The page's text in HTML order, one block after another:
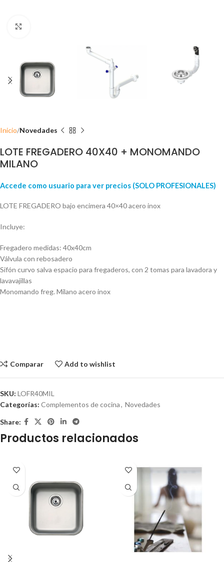
Inicio Novedades
LOTE FREGADERO 40X40 + MONOMANDO
MILANO
Accede como usuario para ver precios (SOLO PROFESIONALES)
LOTE FREGADERO bajo encimera 40×40 acero inox
Incluye:
Fregadero medidas: 40x40cm
Válvula con rebosadero
Sifón curvo salva espacio para fregaderos, con 2 tomas para lavadora y
lavavajillas
Monomando freg. Milano acero inox
Comparar Add to wishlist
SKU: LOFR40MIL
Categorías: Complementos de cocina, Novedades
Share:
Productos relacionados